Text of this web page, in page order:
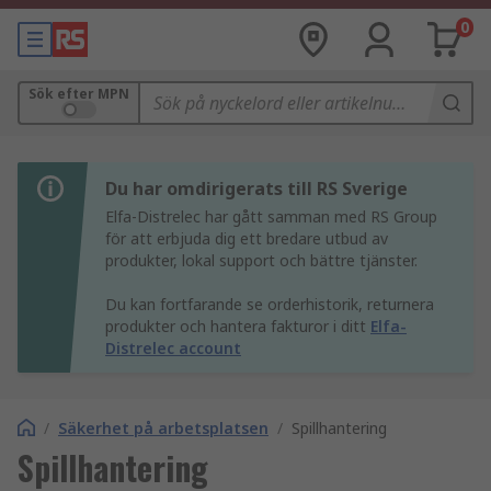
0
Sök efter MPN
Du har omdirigerats till RS Sverige
Elfa-Distrelec har gått samman med RS Group
för att erbjuda dig ett bredare utbud av
produkter, lokal support och bättre tjänster.
Du kan fortfarande se orderhistorik, returnera
produkter och hantera fakturor i ditt Elfa-
Distrelec account
/ Säkerhet på arbetsplatsen / Spillhantering
Spillhantering